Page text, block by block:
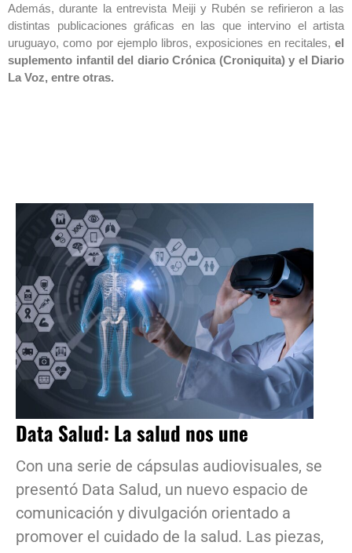
Además, durante la entrevista Meiji y Rubén se refirieron a las
distintas publicaciones gráficas en las que intervino el artista
uruguayo, como por ejemplo libros, exposiciones en recitales, el
suplemento infantil del diario Crónica (Croniquita) y el Diario
La Voz, entre otras.
Data Salud: La salud nos une
Con una serie de cápsulas audiovisuales, se
presentó Data Salud, un nuevo espacio de
comunicación y divulgación orientado a
promover el cuidado de la salud. Las piezas,